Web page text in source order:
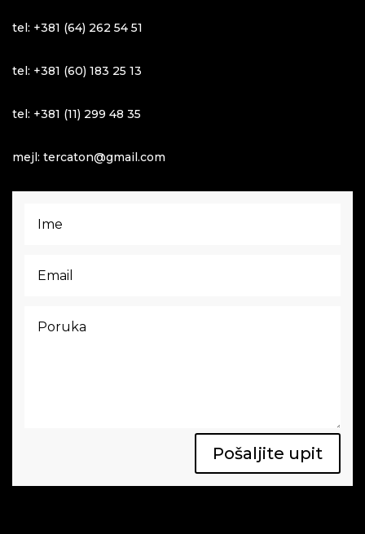
tel: +381 (64) 262 54 51
tel: +381 (60) 183 25 13
tel: +381 (11) 299 48 35
mejl: tercaton@gmail.com
Pošaljite upit